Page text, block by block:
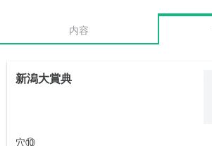
内容
新潟大賞典
穴⑩